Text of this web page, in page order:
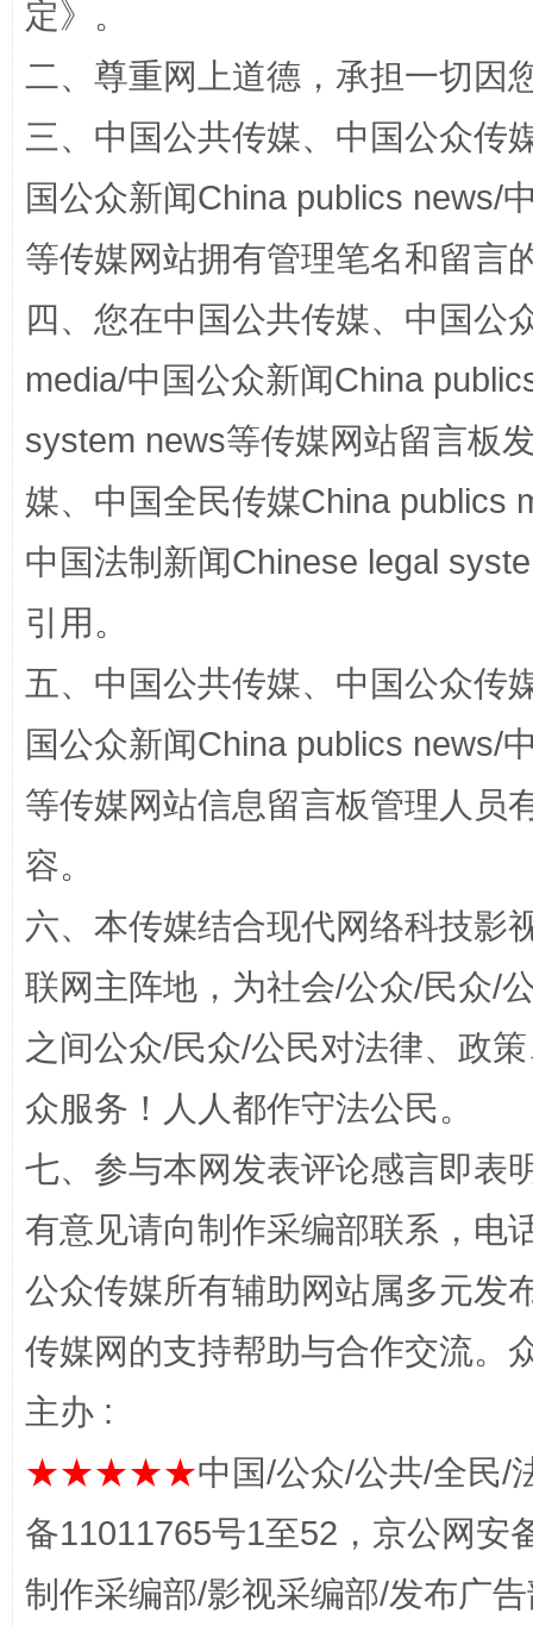
国家大学科技园优化重塑工作
扯下公款旅游的“隐身衣” 如何以
“蜀中异人”王建安的艺术幻境
完善运行机制助力责任有效落实 一纸欠
定》。
二、尊重网上道德，承担一切因
三、中国公共传媒、中国公众传
国公众新闻China publics news/
等传媒网站拥有管理笔名和留言
四、您在中国公共传媒、中国公
media/中国公众新闻China
system news等传媒网站留言板
媒、中国全民传媒China publics
中国法制新闻Chinese legal
引用。
五、中国公共传媒、中国公众传
国公众新闻China publics news/
等传媒网站信息留言板管理人员
容。
六、本传媒结合现代网络科技影
联网主阵地，为社会/公众/民众/
之间公众/民众/公民对法律、政
众服务！人人都作守法公民。
七、参与本网发表评论感言即表
有意见请向制作采编部联系，电
公众传媒所有辅助网站属多元发
传媒网的支持帮助与合作交流。
主办 :
★★★★★中国/公众/公共/全民/
备11011765号1至52，京公网安
制作采编部/影视采编部/发布广